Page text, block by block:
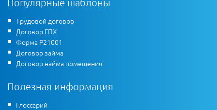
Трудовой договор
Договор ГПХ
Форма Р21001
Договор займа
Договор найма помещения
Полезная информация
Глоссарий